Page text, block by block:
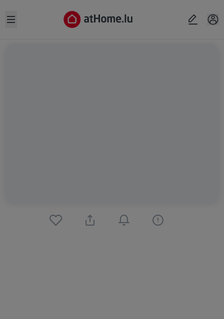
Open sidebar